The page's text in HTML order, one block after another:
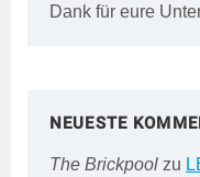
Dank für eure
NEUESTE
The Brickpool zu